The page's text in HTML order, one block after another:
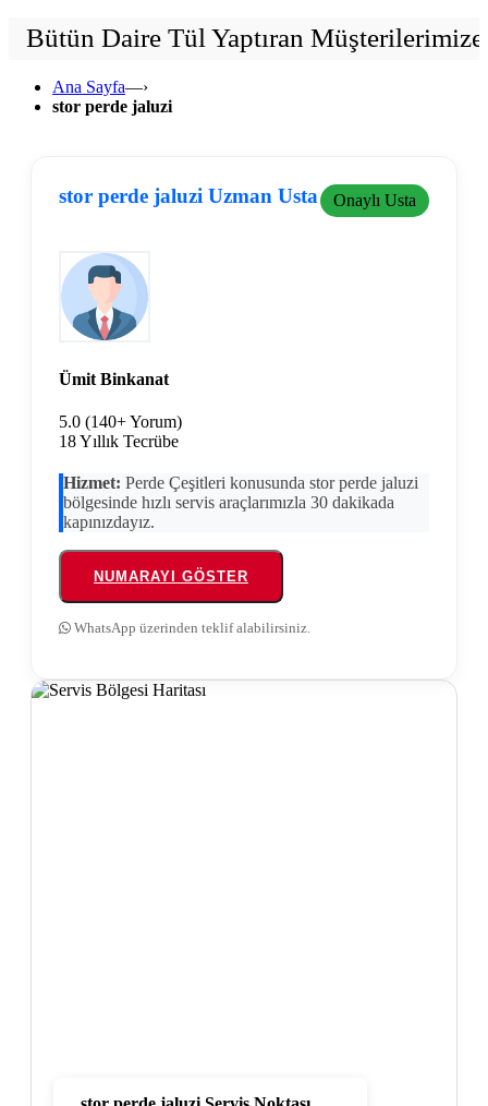
Daire Tül Yaptıran Müşterilerimize
Ana Sayfa—›
stor perde jaluzi
stor perde jaluzi Uzman Usta Onaylı Usta
Ümit Binkanat
5.0 (140+ Yorum)
18 Yıllık Tecrübe
Hizmet: Perde Çeşitleri konusunda stor perde jaluzi
bölgesinde hızlı servis araçlarımızla 30 dakikada
kapınızdayız.
NUMARAYI GÖSTER
WhatsApp üzerinden teklif alabilirsiniz.